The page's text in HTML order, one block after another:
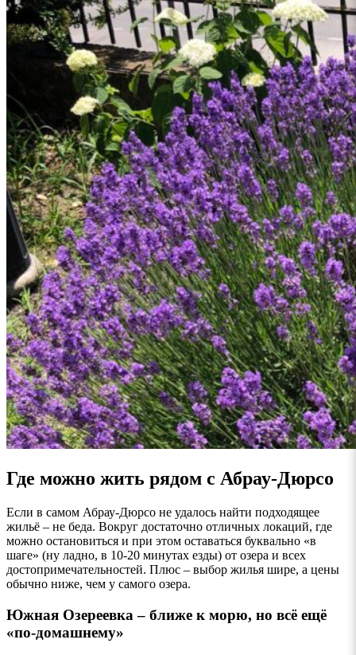
Где можно жить рядом с Абрау-Дюрсо
Если в самом Абрау-Дюрсо не удалось найти подходящее
жильё – не беда. Вокруг достаточно отличных локаций, где
можно остановиться и при этом оставаться буквально «в
шаге» (ну ладно, в 10-20 минутах езды) от озера и всех
достопримечательностей. Плюс – выбор жилья шире, а цены
обычно ниже, чем у самого озера.
Южная Озереевка – ближе к морю, но всё ещё
«по-домашнему»